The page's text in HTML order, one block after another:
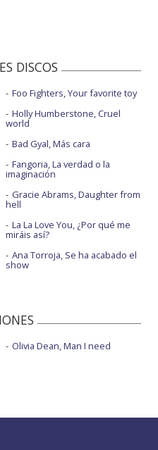
DISCOS
Foo Fighters, Your favorite toy
Holly Humberstone, Cruel
world
Bad Gyal, Más cara
Fangoria, La verdad o la
imaginación
Gracie Abrams, Daughter from
hell
La La Love You, ¿Por qué me
miráis así?
Ana Torroja, Se ha acabado el
show
Olivia Dean, Man I need